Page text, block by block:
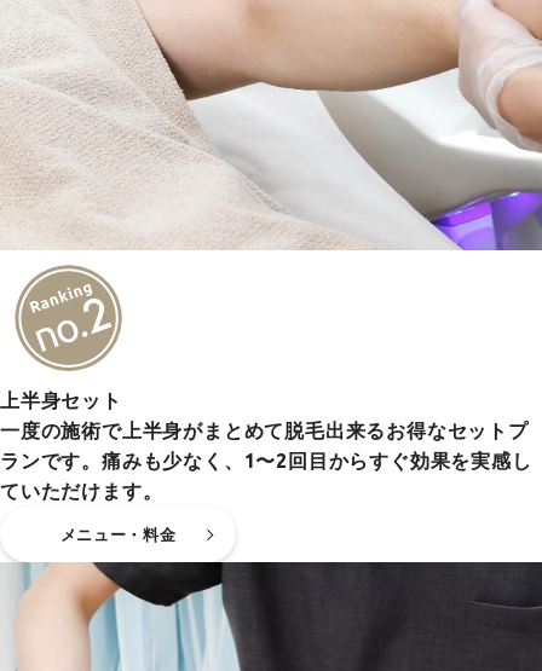
上半身セット
一度の施術で上半身がまとめて脱毛出来るお得なセットプ
ランです。痛みも少なく、1〜2回目からすぐ効果を実感し
ていただけます。
メニュー・料金